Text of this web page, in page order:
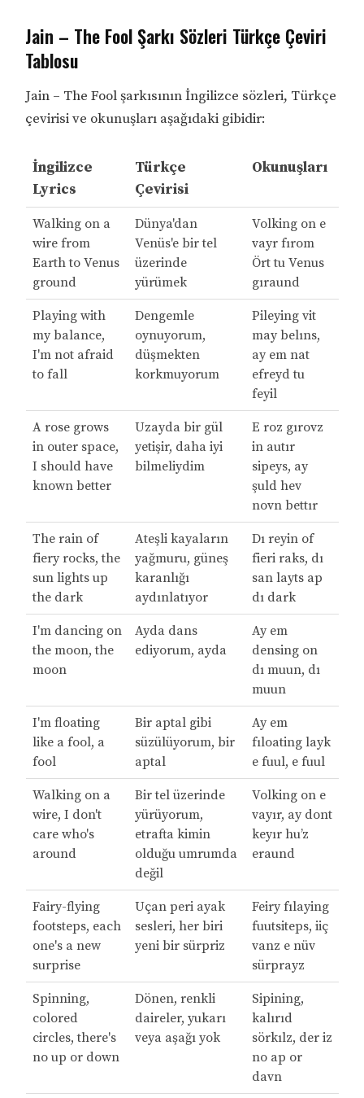
Jain – The Fool Şarkı Sözleri Türkçe Çeviri
Tablosu
Jain – The Fool şarkısının İngilizce sözleri, Türkçe
çevirisi ve okunuşları aşağıdaki gibidir:
İngilizce
Lyrics
Türkçe
Çevirisi
Okunuşları
Walking on a
wire from
Earth to Venus
ground
Dünya'dan
Venüs'e bir tel
üzerinde
yürümek
Volking on e
vayr fırom
Ört tu Venus
gıraund
Playing with
my balance,
I'm not afraid
to fall
Dengemle
oynuyorum,
düşmekten
korkmuyorum
Pileying vit
may belıns,
ay em nat
efreyd tu
feyil
A rose grows
in outer space,
I should have
known better
Uzayda bir gül
yetişir, daha iyi
bilmeliydim
E roz gırovz
in autır
sipeys, ay
şuld hev
novn bettır
The rain of
fiery rocks, the
sun lights up
the dark
Ateşli kayaların
yağmuru, güneş
karanlığı
aydınlatıyor
Dı reyin of
fieri raks, dı
san layts ap
dı dark
I'm dancing on
the moon, the
moon
Ayda dans
ediyorum, ayda
Ay em
densing on
dı muun, dı
muun
I'm floating
like a fool, a
fool
Bir aptal gibi
süzülüyorum, bir
aptal
Ay em
fıloating layk
e fuul, e fuul
Walking on a
wire, I don't
care who's
around
Bir tel üzerinde
yürüyorum,
etrafta kimin
olduğu umrumda
değil
Volking on e
vayır, ay dont
keyır hu’z
eraund
Fairy-flying
footsteps, each
one's a new
surprise
Uçan peri ayak
sesleri, her biri
yeni bir sürpriz
Feiry fılaying
fuutsiteps, iiç
vanz e nüv
sürprayz
Spinning,
colored
circles, there's
no up or down
Dönen, renkli
daireler, yukarı
veya aşağı yok
Sipining,
kalırıd
sörkılz, der iz
no ap or
davn